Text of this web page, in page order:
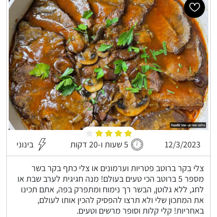
12/3/2023 5 שעות ו-20 דקות בינוני
צלי בקר ברוטב פטריות וערמונים או צלי כתף בקר בשר
מספר 5 ברוטב הכי טעים בעולם! מנה חגיגית לערב שבת או
לחג, ללא גלוטן, הבשר רך נימוח ומתפרק בפה, אתם תכינו
את המתכון שלי ולא תרצו להפסיק להכין אותו לעולם,
באחריות! קלי קלות וסופר מרשים וטעים.